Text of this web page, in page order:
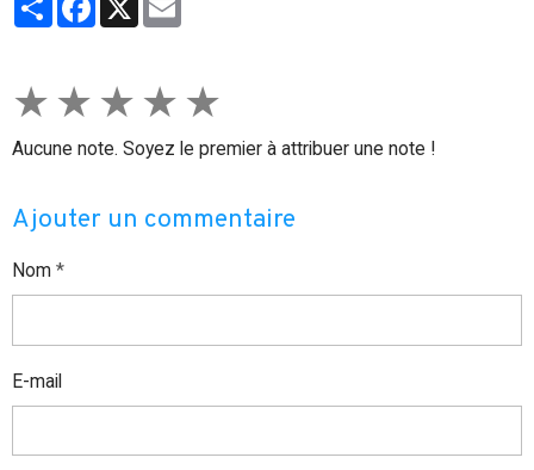
★ ★ ★ ★ ★
Aucune note. Soyez le premier à attribuer une note !
Ajouter un commentaire
Nom
E-mail